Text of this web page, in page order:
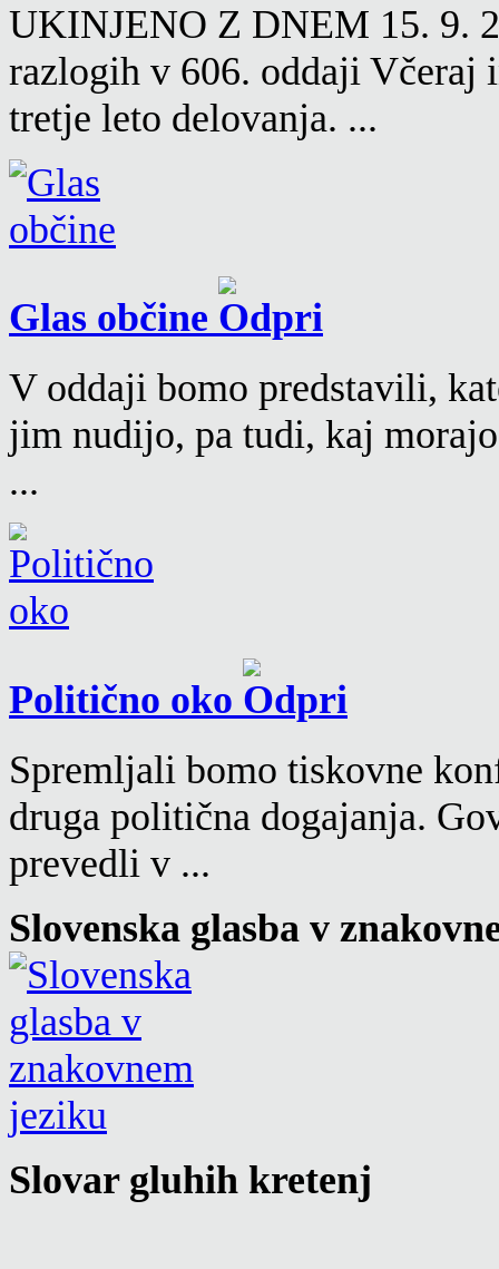
UKINJENO Z DNEM 15. 9.
razlogih v 606. oddaji Včeraj
tretje leto delovanja. ...
Glas občine
V oddaji bomo predstavili,
jim nudijo, pa tudi, kaj
...
Politično oko
Spremljali bomo tiskovne
druga politična dogajanja.
prevedli v ...
Slovenska glasba v
Slovar gluhih kretenj